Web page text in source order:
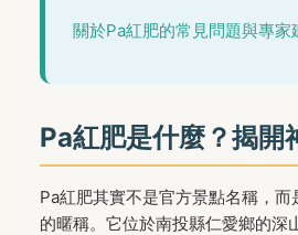
關於Pa紅肥的常見問題與專家
Pa紅肥是什麼？揭開
Pa紅肥其實不是官方景點名稱，
的暱稱。它位於南投縣仁愛鄉的深